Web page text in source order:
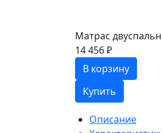
Матрас
14 456 ₽
В корзину
Купить
Описание